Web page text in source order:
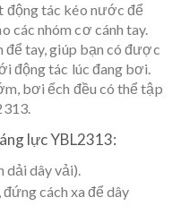
động tác kéo nước để
các nhóm cơ cánh tay.
để tay, giúp bạn có được
động tác lúc đang bơi.
bơi ếch đều có thể tập
lực YBL2313:
dải dây vải).
cách xa để dây